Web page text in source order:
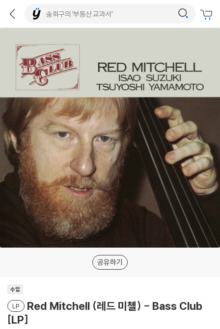
공유하기
수입
LP
Red Mitchell (레드 미첼) - Bass Club
[LP]